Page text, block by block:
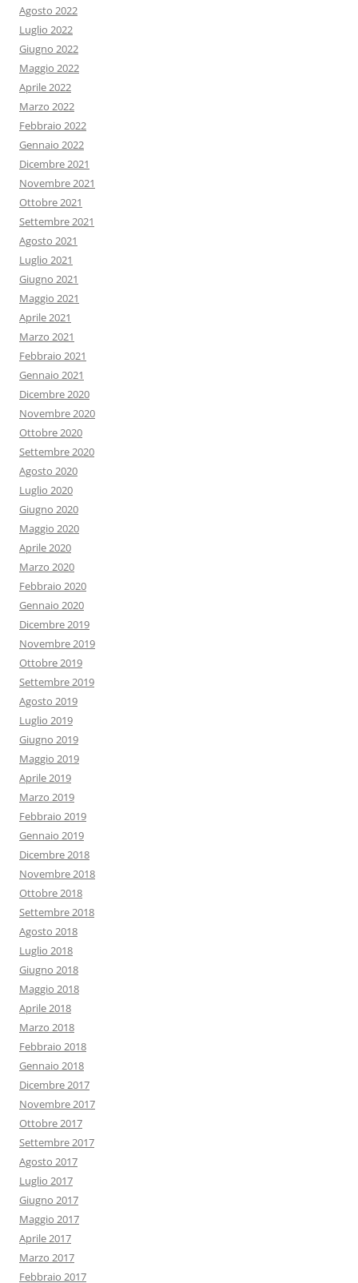
Agosto 2022
Luglio 2022
Giugno 2022
Maggio 2022
Aprile 2022
Marzo 2022
Febbraio 2022
Gennaio 2022
Dicembre 2021
Novembre 2021
Ottobre 2021
Settembre 2021
Agosto 2021
Luglio 2021
Giugno 2021
Maggio 2021
Aprile 2021
Marzo 2021
Febbraio 2021
Gennaio 2021
Dicembre 2020
Novembre 2020
Ottobre 2020
Settembre 2020
Agosto 2020
Luglio 2020
Giugno 2020
Maggio 2020
Aprile 2020
Marzo 2020
Febbraio 2020
Gennaio 2020
Dicembre 2019
Novembre 2019
Ottobre 2019
Settembre 2019
Agosto 2019
Luglio 2019
Giugno 2019
Maggio 2019
Aprile 2019
Marzo 2019
Febbraio 2019
Gennaio 2019
Dicembre 2018
Novembre 2018
Ottobre 2018
Settembre 2018
Agosto 2018
Luglio 2018
Giugno 2018
Maggio 2018
Aprile 2018
Marzo 2018
Febbraio 2018
Gennaio 2018
Dicembre 2017
Novembre 2017
Ottobre 2017
Settembre 2017
Agosto 2017
Luglio 2017
Giugno 2017
Maggio 2017
Aprile 2017
Marzo 2017
Febbraio 2017